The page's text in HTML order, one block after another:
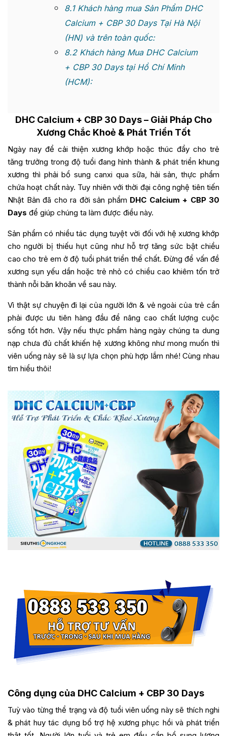
8.1Khách hàng mua Sản Phẩm DHC
Calcium + CBP 30 Days Tại Hà Nội
(HN) và trên toàn quốc:
8.2Khách hàng Mua DHC Calcium
+ CBP 30 Days tại Hồ Chí Minh
(HCM):
DHC Calcium + CBP 30 Days– Giải Pháp Cho
Xương Chắc Khoẻ & Phát Triển Tốt
Ngày nay để cải thiện xương khớp hoặc thúc đẩy cho trẻ
tăng trưởng trong độ tuổi đang hình thành & phát triển khung
xương thì phải bổ sung canxi qua sữa, hải sản, thực phẩm
chứa hoạt chất này. Tuy nhiên với thời đại công nghệ tiên tiến
Nhật Bản đã cho ra đời sản phẩm DHC Calcium + CBP 30
Days để giúp chúng ta làm được điều này.
Sản phẩm có nhiều tác dụng tuyệt vời đối với hệ xương khớp
cho người bị thiếu hụt cũng như hỗ trợ tăng sức bật chiều
cao cho trẻ em ở độ tuổi phát triển thể chất. Đừng để vấn đề
xương sụn yếu dần hoặc trẻ nhỏ có chiều cao khiêm tốn trở
thành nỗi băn khoăn về sau này.
Vì thật sự chuyện đi lại của người lớn & vẻ ngoài của trẻ cần
phải được ưu tiên hàng đầu để nâng cao chất lượng cuộc
sống tốt hơn. Vậy nếu thực phẩm hàng ngày chúng ta dung
nạp chưa đủ chất khiến hệ xương không như mong muốn thì
viên uống này sẽ là sự lựa chọn phù hợp lắm nhé! Cùng nhau
tìm hiểu thôi!
Công dụng của DHC Calcium + CBP 30 Days
Tuỳ vào từng thể trạng và độ tuổi viên uống này sẽ thích nghi
& phát huy tác dụng bổ trợ hệ xương phục hồi và phát triển